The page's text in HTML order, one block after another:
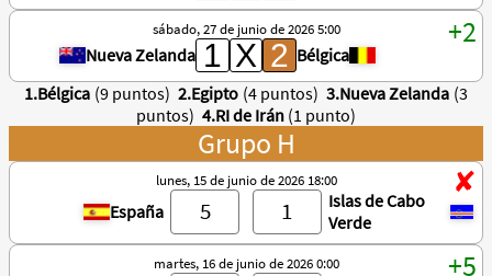
sábado, 27 de junio de 2026 5:00
Nueva Zelanda
Bélgica
1.Bélgica (9 puntos) 2.Egipto (4 puntos) 3.Nueva Zelanda (3
puntos) 4.RI de Irán (1 punto)
Grupo H
lunes, 15 de junio de 2026 18:00
España
Islas de Cabo
Verde
martes, 16 de junio de 2026 0:00